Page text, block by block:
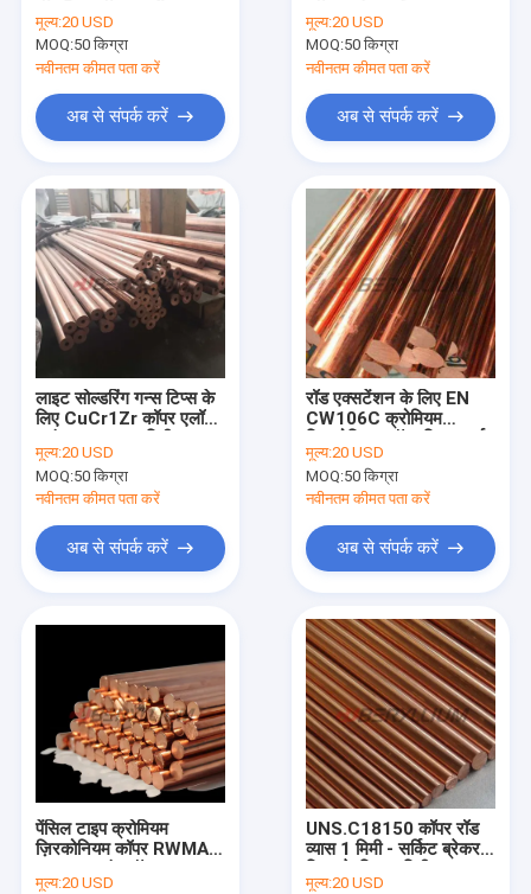
वीडियो
हमारे बारे में
गुणवत्ता नियंत्रण
10 मिमी . के लिए
मूल्य:20 USD
MOQ:50 किग्रा
नवीनतम कीमत पता करें
अब से संपर्क करें
मूल्य:20 USD
MOQ:50 किग्रा
नवीनतम कीमत पता करें
अब से संपर्क करें
लाइट सोल्डरिंग गन्स टिप्स के
लिए CuCr1Zr कॉपर एलॉय
मूल्य:20 USD
MOQ:50 किग्रा
नवीनतम कीमत पता करें
अब से संपर्क करें
रॉड एक्सटेंशन के लिए EN
CW106C क्रोमियम
मूल्य:20 USD
MOQ:50 किग्रा
नवीनतम कीमत पता करें
अब से संपर्क करें
पेंसिल टाइप क्रोमियम
ज़िरकोनियम कॉपर RWMA
मूल्य:20 USD
UNS.C18150 कॉपर रॉड
व्यास 1 मिमी - सर्किट ब्रेकर
मूल्य:20 USD